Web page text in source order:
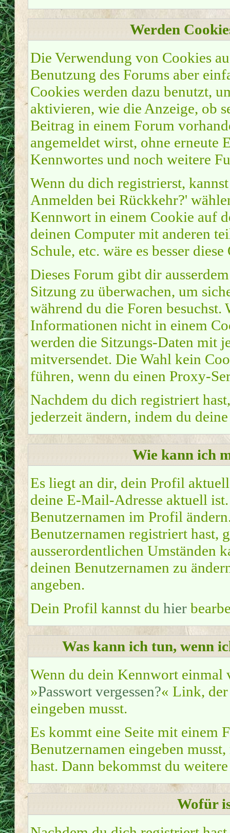
Werden
Die Verwendung von Cookies
Benutzung des Forums aber
Cookies werden dazu benutzt,
aktivieren, wie die Anzeige, ob
Beitrag in einem Forum
angemeldet wirst, ohne erneute
Kennwortes und noch weitere
Wenn du dich registrierst,
Anmelden bei Rückkehr?'
Kennwort in einem Cookie auf
deinen Computer mit anderen
Schule, etc. wäre es besser
Dieses Forum gibt dir
Sitzung zu überwachen, um
während du die Foren besuchst.
Informationen nicht in einem
werden die Sitzungs-Daten mit
mitversendet. Die Wahl kein
führen, wenn du einen Proxy-
Nachdem du dich registriert
jederzeit ändern, indem du
Wie kann ich
Es liegt an dir, dein Profil
deine E-Mail-Adresse aktuell
Benutzernamen im Profil
Benutzernamen registriert hast,
ausserordentlichen Umständen
deinen Benutzernamen zu
angeben.
Dein Profil kannst du hier
Was kann ich tun, wenn
Wenn du dein Kennwort einmal
»Passwort vergessen?« Link,
eingeben musst.
Es kommt eine Seite mit einem
Benutzernamen eingeben
hast. Dann bekommst du
Wofür